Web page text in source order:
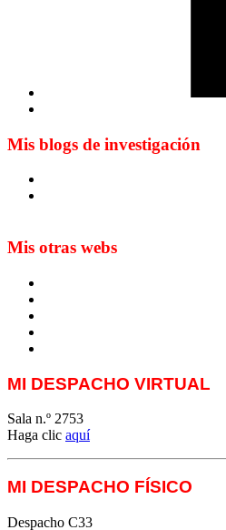
Mis blogs de investigación
Mis otras webs
MI DESPACHO VIRTUAL
Sala n.º 2753
Haga clic aquí
MI DESPACHO FÍSICO
Despacho C33